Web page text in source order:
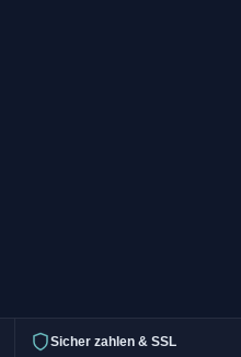
Sicher zahlen & SSL